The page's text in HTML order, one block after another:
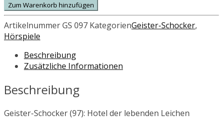
Zum Warenkorb hinzufügen
ArtikelnummerGS 097 KategorienGeister-Schocker,
Hörspiele
Beschreibung
Zusätzliche Informationen
Beschreibung
Geister-Schocker (97): Hotel der lebenden Leichen